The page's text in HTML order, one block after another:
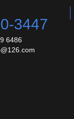
3447
6486